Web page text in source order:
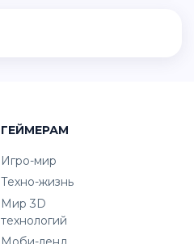
ГЕЙМЕРАМ
Игро-мир
Техно-жизнь
Мир 3D
технологий